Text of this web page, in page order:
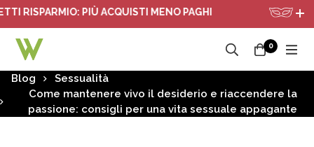
PIÙ ACQUISTI MENO PAGHI PACCO
0
Blog
Sessualità
Come mantenere vivo il desiderio e riaccendere la
passione: consigli per una vita sessuale appagante